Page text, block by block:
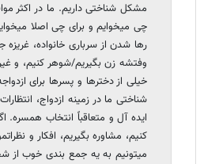
مشکل شناختی داریم. ما در اکثر
چی میخوایم و برای چی اصلا
رها شدن از سرباری خانواده،
وفتشه زن بگیریم/شوهر کنیم، و
خیلی از دخترها و پسرها برای
شناختی ما در زمینه ازدواج،
ایده آل و متعاقباً انتخاب همسره.
کنیم، مشاوره بگیریم، افکار و
میتونیم به یه جمع بندی خوب از